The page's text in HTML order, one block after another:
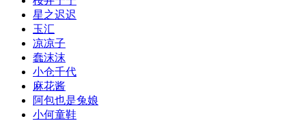
星之迟迟
玉汇
凉凉子
蠢沫沫
小仓千代
麻花酱
阿包也是兔娘
小何童鞋